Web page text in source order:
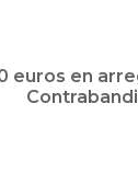
euros en